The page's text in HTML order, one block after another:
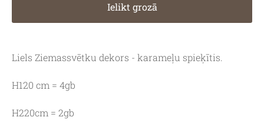
Ielikt grozā
Liels Ziemassvētku dekors - karameļu spieķītis.
H120 cm = 4gb
H220cm = 2gb